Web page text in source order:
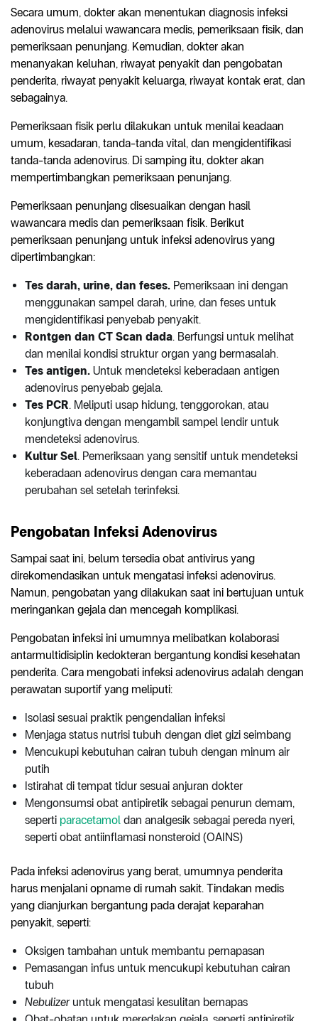
Secara umum, dokter akan menentukan diagnosis infeksi
adenovirus melalui wawancara medis, pemeriksaan fisik, dan
pemeriksaan penunjang. Kemudian, dokter akan
menanyakan keluhan, riwayat penyakit dan pengobatan
penderita, riwayat penyakit keluarga, riwayat kontak erat, dan
sebagainya.
Pemeriksaan fisik perlu dilakukan untuk menilai keadaan
umum, kesadaran, tanda-tanda vital, dan mengidentifikasi
tanda-tanda adenovirus. Di samping itu, dokter akan
mempertimbangkan pemeriksaan penunjang.
Pemeriksaan penunjang disesuaikan dengan hasil
wawancara medis dan pemeriksaan fisik. Berikut
pemeriksaan penunjang untuk infeksi adenovirus yang
dipertimbangkan:
Tes darah, urine, dan feses. Pemeriksaan ini dengan
menggunakan sampel darah, urine, dan feses untuk
mengidentifikasi penyebab penyakit.
Rontgen dan CT Scan dada. Berfungsi untuk melihat
dan menilai kondisi struktur organ yang bermasalah.
Tes antigen. Untuk mendeteksi keberadaan antigen
adenovirus penyebab gejala.
Tes PCR. Meliputi usap hidung, tenggorokan, atau
konjungtiva dengan mengambil sampel lendir untuk
mendeteksi adenovirus.
Kultur Sel. Pemeriksaan yang sensitif untuk mendeteksi
keberadaan adenovirus dengan cara memantau
perubahan sel setelah terinfeksi.
Pengobatan Infeksi Adenovirus
Sampai saat ini, belum tersedia obat antivirus yang
direkomendasikan untuk mengatasi infeksi adenovirus.
Namun, pengobatan yang dilakukan saat ini bertujuan untuk
meringankan gejala dan mencegah komplikasi.
Pengobatan infeksi ini umumnya melibatkan kolaborasi
antarmultidisiplin kedokteran bergantung kondisi kesehatan
penderita. Cara mengobati infeksi adenovirus adalah dengan
perawatan suportif yang meliputi:
Isolasi sesuai praktik pengendalian infeksi
Menjaga status nutrisi tubuh dengan diet gizi seimbang
Mencukupi kebutuhan cairan tubuh dengan minum air
putih
Istirahat di tempat tidur sesuai anjuran dokter
Mengonsumsi obat antipiretik sebagai penurun demam,
seperti paracetamol dan analgesik sebagai pereda nyeri,
seperti obat antiinflamasi nonsteroid (OAINS)
Pada infeksi adenovirus yang berat, umumnya penderita
harus menjalani opname di rumah sakit. Tindakan medis
yang dianjurkan bergantung pada derajat keparahan
penyakit, seperti:
Oksigen tambahan untuk membantu pernapasan
Pemasangan infus untuk mencukupi kebutuhan cairan
tubuh
Nebulizeruntuk mengatasi kesulitan bernapas